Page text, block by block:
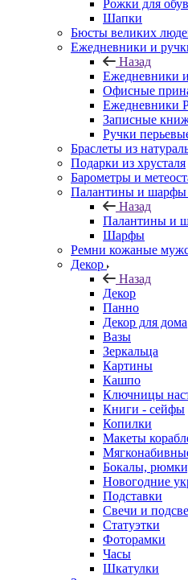
Рожки для
Шапки
Бюсты великих
Ежедневники и
Назад
Ежедневники
Офисные
Ежедневники
Записные
Ручки
Браслеты из
Подарки из хрусталя
Барометры и
Палантины и шарфы
Назад
Палантины и
Шарфы
Ремни кожаные
Декор
Назад
Декор
Панно
Декор для дома
Вазы
Зеркальца
Картины
Кашпо
Ключницы
Книги - сейфы
Копилки
Макеты
Бокалы,
Новогодние
Подставки
Свечи и
Статуэтки
Фоторамки
Часы
Шкатулки